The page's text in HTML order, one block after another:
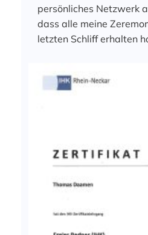
persönliches Netzwerk
dass alle meine
letzten Schliff erhalten